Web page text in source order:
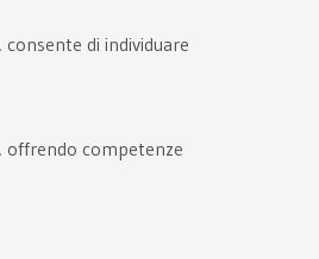
, consente di individuare
offrendo competenze